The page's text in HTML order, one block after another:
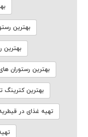
بهترین
بهترین
بهترین رستوران
بهترین کترینگ
تهیه غذای در